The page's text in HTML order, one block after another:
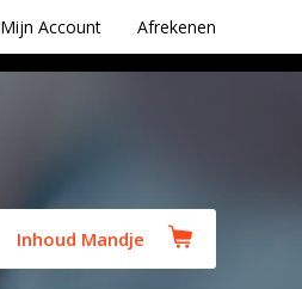
Mijn Account Afrekenen
Inhoud Mandje